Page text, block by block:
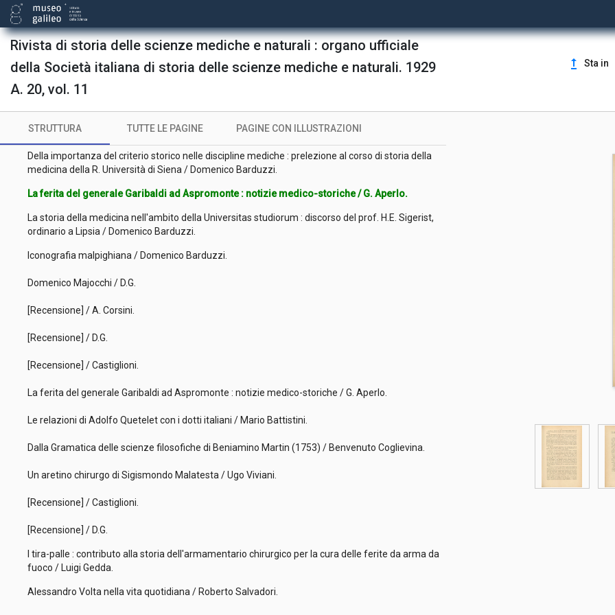
Rivista di storia delle scienze mediche e naturali : organo ufficiale
della Società italiana di storia delle scienze mediche e naturali. 1929
A. 20, vol. 11
upgrade Sta in
STRUTTURA TUTTE LE PAGINE PAGINE CON ILLUSTRAZIONI
Il De aegritudinibus infantium tractatus di Leonello faentino dei Vittori / Paolo Galli.
Il miracolo dei capelli : un altro dei medici di S. Francesco identificato / Ugo Viviani.
[Recensione] / D.G.
Della importanza del criterio storico nelle discipline mediche : prelezione al corso di storia della
medicina della R. Università di Siena / Domenico Barduzzi.
La ferita del generale Garibaldi ad Aspromonte : notizie medico-storiche / G. Aperlo.
La storia della medicina nell'ambito della Universitas studiorum : discorso del prof. H.E. Sigerist,
ordinario a Lipsia / Domenico Barduzzi.
Iconografia malpighiana / Domenico Barduzzi.
Domenico Majocchi / D.G.
[Recensione] / A. Corsini.
[Recensione] / D.G.
[Recensione] / Castiglioni.
La ferita del generale Garibaldi ad Aspromonte : notizie medico-storiche / G. Aperlo.
Le relazioni di Adolfo Quetelet con i dotti italiani / Mario Battistini.
Dalla Gramatica delle scienze filosofiche di Beniamino Martin (1753) / Benvenuto Coglievina.
Un aretino chirurgo di Sigismondo Malatesta / Ugo Viviani.
[Recensione] / Castiglioni.
[Recensione] / D.G.
I tira-palle : contributo alla storia dell'armamentario chirurgico per la cura delle ferite da arma da
fuoco / Luigi Gedda.
Alessandro Volta nella vita quotidiana / Roberto Salvadori.